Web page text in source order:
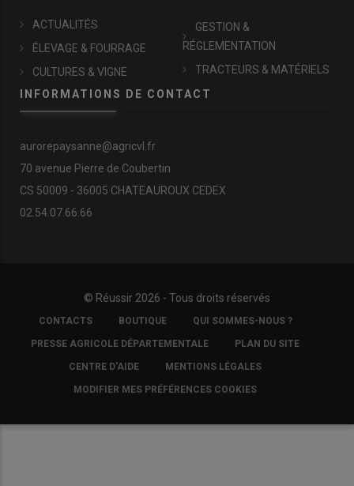
ACTUALITÉS
ÉLEVAGE & FOURRAGE
CULTURES & VIGNE
GESTION &
RÉGLEMENTATION
TRACTEURS & MATÉRIELS
INFORMATIONS DE CONTACT
aurorepaysanne@agricvl.fr
70 avenue Pierre de Coubertin
CS 50009 - 36005 CHATEAUROUX CEDEX
02.54.07.66.66
© Réussir 2026 - Tous droits réservés
FOOTER
COPYRIGHT
CONTACTS BOUTIQUE QUI SOMMES-NOUS ?
PRESSE AGRICOLE DÉPARTEMENTALE PLAN DU SITE
CENTRE D'AIDE MENTIONS LÉGALES
MODIFIER MES PRÉFÉRENCES COOKIES